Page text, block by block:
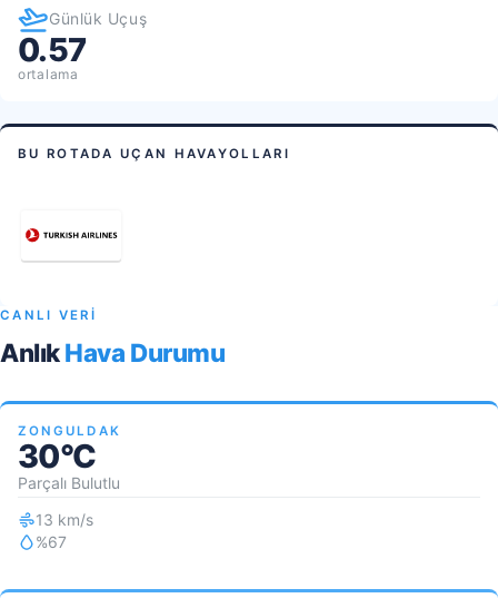
Günlük Uçuş
0.57
ortalama
BU ROTADA UÇAN HAVAYOLLARI
CANLI VERİ
AnlıkHava Durumu
ZONGULDAK
30°C
Parçalı Bulutlu
13 km/s
%67